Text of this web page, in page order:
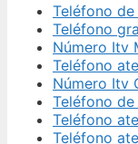
Teléfono
Teléfono
Número Itv
Teléfono
Número Itv
Teléfono
Teléfono
Teléfono